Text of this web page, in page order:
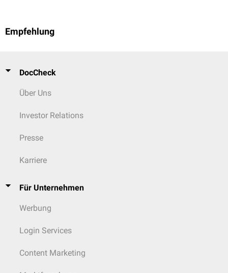
Empfehlung
DocCheck
Über Uns
Investor Relations
Presse
Karriere
Für Unternehmen
Werbung
Login Services
Content Marketing